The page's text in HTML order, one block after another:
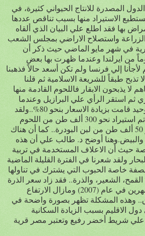
المصدرة للانتاج الحيواني كثيرة، في
الاستيراد منها بسبب تناقص عددها
بها فقد اطلع علي البيان الذي ألقاه
الزراعة واستصلاح الاراضي بمجلس الشعب
في شهر مايو الماضي حيث ذكر أن
من ايرلندا وعندما ظهرت بها بعض
لأجأنا إلي فرنسا ولم تكن أسعد حالاً فذهبنا
تذبح طبقاً للشريعة الاسلامية ثم قلنا
لا يذبحون الابقار فاللحوم القادمة منها
ثم استقر الرأي علي البرازيل وعندما
أطمأنوا إنهم المصدر الوحيد قامت بزيادة الاسعار بنحو 80%..ولقد
اشارت التقارير إلي أنه تم استيراد نحو 300 ألف طن من اللحوم
الحمراء عام 2007 ونحو 50 ألف طن من لبن البودرة.. كما أن هناك
والبيض.وهنا أوضح د. طالب علي أن هذه
حيث أن الاعلاف المستخدمة في تربية
ولقد شعرنا في الفترة القليلة الماضية
خاصة الحبوب التي يشترك في تناولها
الشعير، والذرة.. فقد زاد سعر الذرة
بنسبة 70% خلال آخر شهرين في عام (2007) ومازال الارتفاع
وهذه المشكلة تظهر بصورة واضحة في
الاقليم بسبب الزيادة السكانية
علي شريط أخضر رفيع وتعتبر مصر قرية